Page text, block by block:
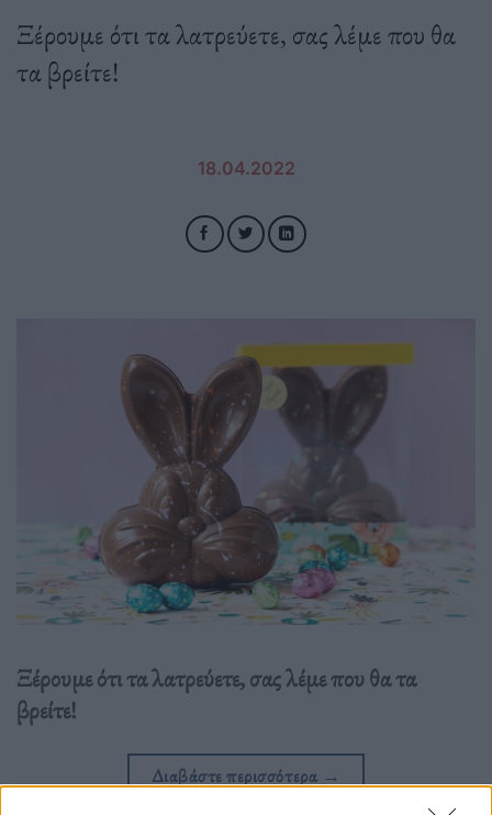
Ξέρουμε ότι τα λατρεύετε, σας λέμε που θα
τα βρείτε!
18.04.2022
Ξέρουμε ότι τα λατρεύετε, σας λέμε που θα τα
βρείτε!
Διαβάστε περισσότερα →